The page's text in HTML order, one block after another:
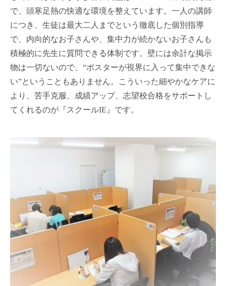
で、頭寒足熱の快適な環境を整えています。一人の講師
につき、生徒は最大二人までという徹底した個別指導
で、内向的なお子さんや、集中力が続かないお子さんも
積極的に先生に質問できる体制です。壁には余計な掲示
物は一切ないので、“ポスターが視界に入って集中できな
い”ということもありません。こういった細やかなケアに
より、苦手克服、成績アップ、志望校合格をサポートし
てくれるのが『スクールIE』です。